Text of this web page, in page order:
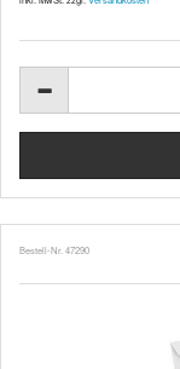
Bestell-Nr. 47290